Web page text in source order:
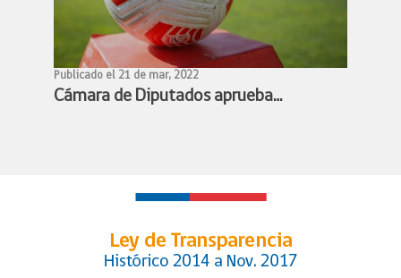
Publicado el 21 de mar, 2022
Cámara de Diputados aprueba